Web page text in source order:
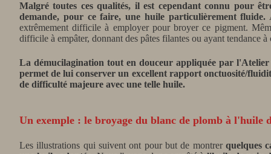
Malgré toutes ces qualités, il est cependant connu pour êtr
demande, pour ce faire, une huile particulièrement fluide.
extrêmement difficile à employer pour broyer ce pigment.
difficile à empâter, donnant des pâtes filantes ou ayant tendance à
La démucilagination tout en douceur appliquée par
permet de lui conserver un excellent rapport onctuosité/
de difficulté majeure avec une telle huile.
Un exemple : le broyage du blanc de plomb à l'huile
Les illustrations qui suivent ont pour but de montrer quelques